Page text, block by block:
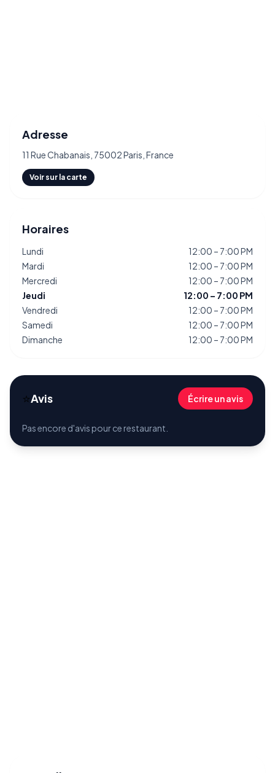
Adresse
11 Rue Chabanais, 75002 Paris, France
Voir sur la carte
Horaires
Lundi
12:00 – 7:00 PM
Mardi
12:00 – 7:00 PM
Mercredi
12:00 – 7:00 PM
Jeudi
12:00 – 7:00 PM
Vendredi
12:00 – 7:00 PM
Samedi
12:00 – 7:00 PM
Dimanche
12:00 – 7:00 PM
⭐Avis Écrire un avis
Pas encore d'avis pour ce restaurant.